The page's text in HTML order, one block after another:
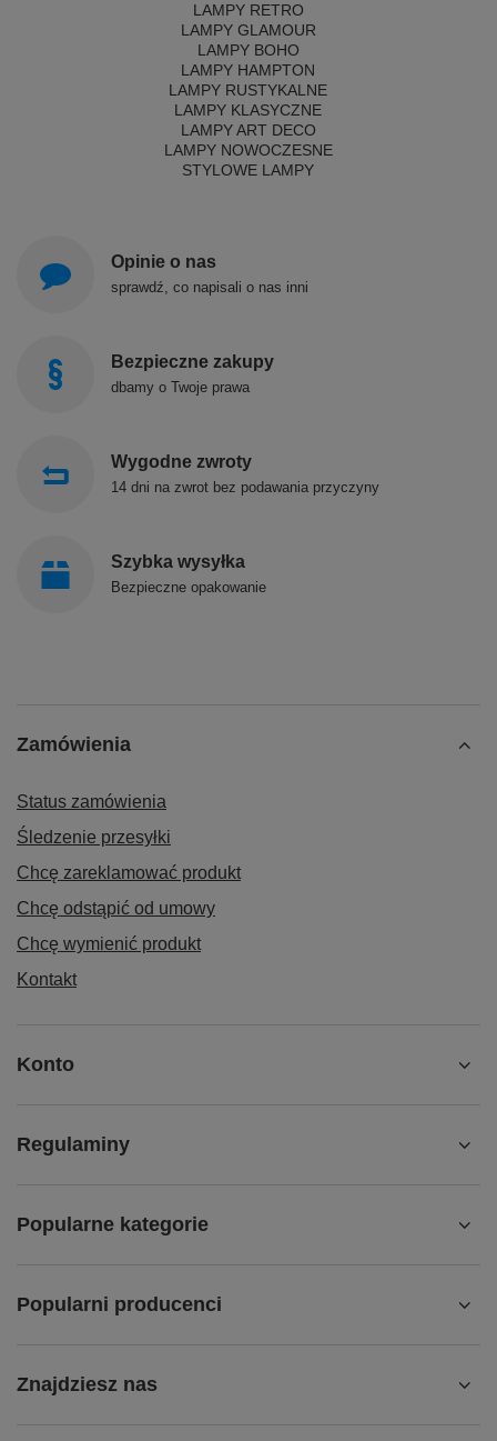
LAMPY RETRO
LAMPY GLAMOUR
LAMPY BOHO
LAMPY HAMPTON
LAMPY RUSTYKALNE
LAMPY KLASYCZNE
LAMPY ART DECO
LAMPY NOWOCZESNE
STYLOWE LAMPY
Opinie o nas
sprawdź, co napisali o nas inni
Bezpieczne zakupy
dbamy o Twoje prawa
Wygodne zwroty
14 dni na zwrot bez podawania przyczyny
Szybka wysyłka
Bezpieczne opakowanie
Zamówienia
Status zamówienia
Śledzenie przesyłki
Chcę zareklamować produkt
Chcę odstąpić od umowy
Chcę wymienić produkt
Kontakt
Konto
Regulaminy
Popularne kategorie
Popularni producenci
Znajdziesz nas